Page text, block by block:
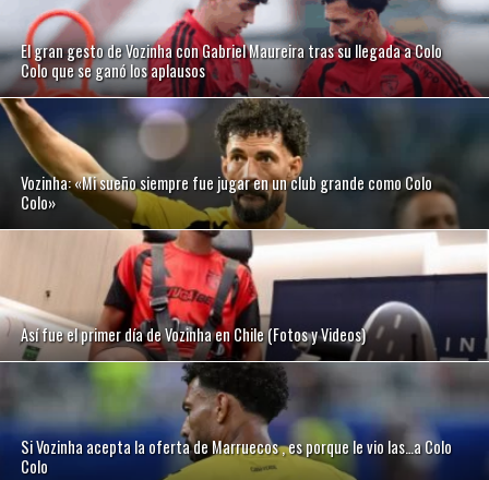
El gran gesto de Vozinha con Gabriel Maureira tras su llegada a Colo
Colo que se ganó los aplausos
Vozinha: «Mi sueño siempre fue jugar en un club grande como Colo
Colo»
Así fue el primer día de Vozinha en Chile (Fotos y Videos)
Si Vozinha acepta la oferta de Marruecos , es porque le vio las…a Colo
Colo